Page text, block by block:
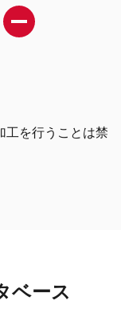
工を行うことは禁
ベース